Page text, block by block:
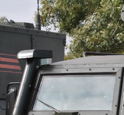
Структура
Новости
Открытие оперативно-
03.10.2017